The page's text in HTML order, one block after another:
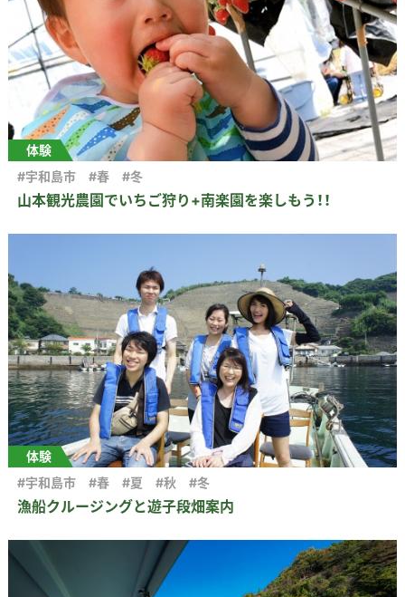
体験
山本観光農園でいちご狩り+南楽園を楽しもう！！
#宇和島市 #春 #冬
体験
漁船クルージングと遊子段畑案内
#宇和島市 #春 #夏 #秋 #冬